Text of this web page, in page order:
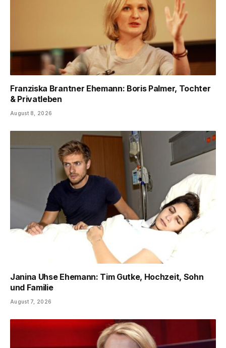
Franziska Brantner Ehemann: Boris Palmer, Tochter
& Privatleben
August 8, 2026
Janina Uhse Ehemann: Tim Gutke, Hochzeit, Sohn
und Familie
August 7, 2026